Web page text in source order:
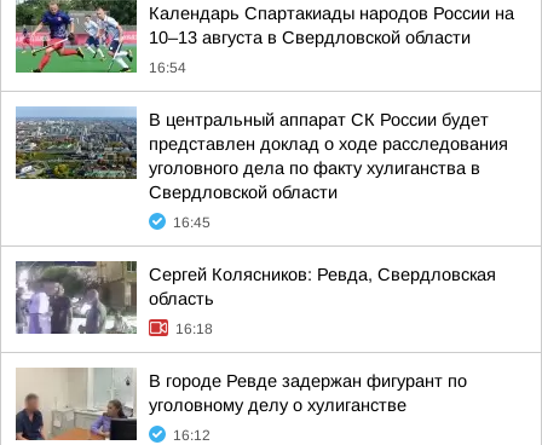
Календарь Спартакиады народов России на
10–13 августа в Свердловской области
16:54
В центральный аппарат СК России будет
представлен доклад о ходе расследования
уголовного дела по факту хулиганства в
Свердловской области
16:45
Сергей Колясников: Ревда, Свердловская
область
16:18
В городе Ревде задержан фигурант по
уголовному делу о хулиганстве
16:12